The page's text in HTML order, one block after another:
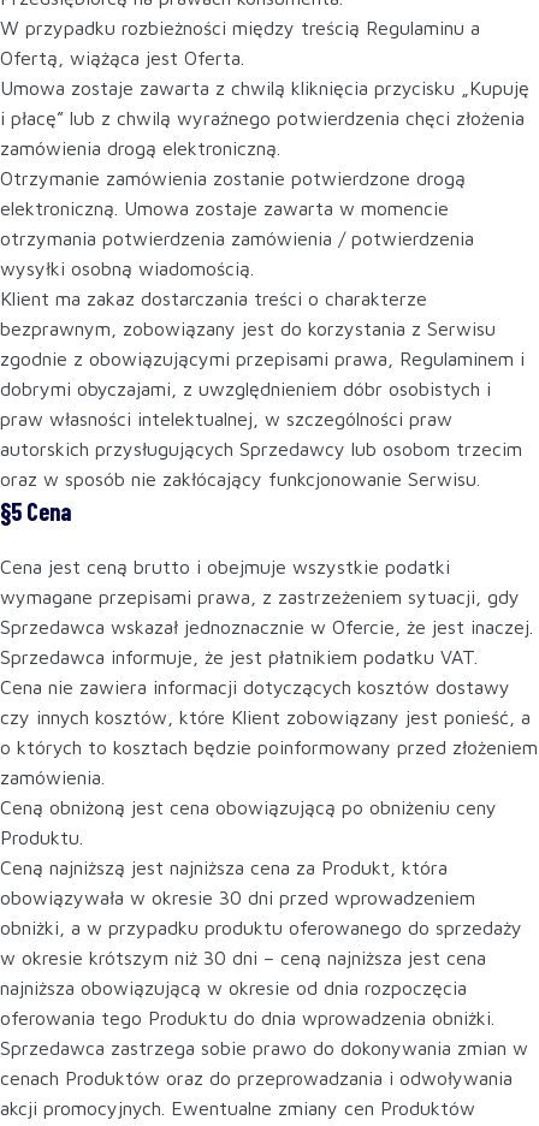
W przypadku rozbieżności między treścią Regulaminu a
Ofertą, wiążąca jest Oferta.
Umowa zostaje zawarta z chwilą kliknięcia przycisku „Kupuję
i płacę” lub z chwilą wyraźnego potwierdzenia chęci złożenia
zamówienia drogą elektroniczną.
Otrzymanie zamówienia zostanie potwierdzone drogą
elektroniczną. Umowa zostaje zawarta w momencie
otrzymania potwierdzenia zamówienia / potwierdzenia
wysyłki osobną wiadomością.
Klient ma zakaz dostarczania treści o charakterze
bezprawnym, zobowiązany jest do korzystania z Serwisu
zgodnie z obowiązującymi przepisami prawa, Regulaminem i
dobrymi obyczajami, z uwzględnieniem dóbr osobistych i
praw własności intelektualnej, w szczególności praw
autorskich przysługujących Sprzedawcy lub osobom trzecim
oraz w sposób nie zakłócający funkcjonowanie Serwisu.
§5 Cena
Cena jest ceną brutto i obejmuje wszystkie podatki
wymagane przepisami prawa, z zastrzeżeniem sytuacji, gdy
Sprzedawca wskazał jednoznacznie w Ofercie, że jest inaczej.
Sprzedawca informuje, że jest płatnikiem podatku VAT.
Cena nie zawiera informacji dotyczących kosztów dostawy
czy innych kosztów, które Klient zobowiązany jest ponieść, a
o których to kosztach będzie poinformowany przed złożeniem
zamówienia.
Ceną obniżoną jest cena obowiązującą po obniżeniu ceny
Produktu.
Ceną najniższą jest najniższa cena za Produkt, która
obowiązywała w okresie 30 dni przed wprowadzeniem
obniżki, a w przypadku produktu oferowanego do sprzedaży
w okresie krótszym niż 30 dni – ceną najniższa jest cena
najniższa obowiązującą w okresie od dnia rozpoczęcia
oferowania tego Produktu do dnia wprowadzenia obniżki.
Sprzedawca zastrzega sobie prawo do dokonywania zmian w
cenach Produktów oraz do przeprowadzania i odwoływania
akcji promocyjnych. Ewentualne zmiany cen Produktów